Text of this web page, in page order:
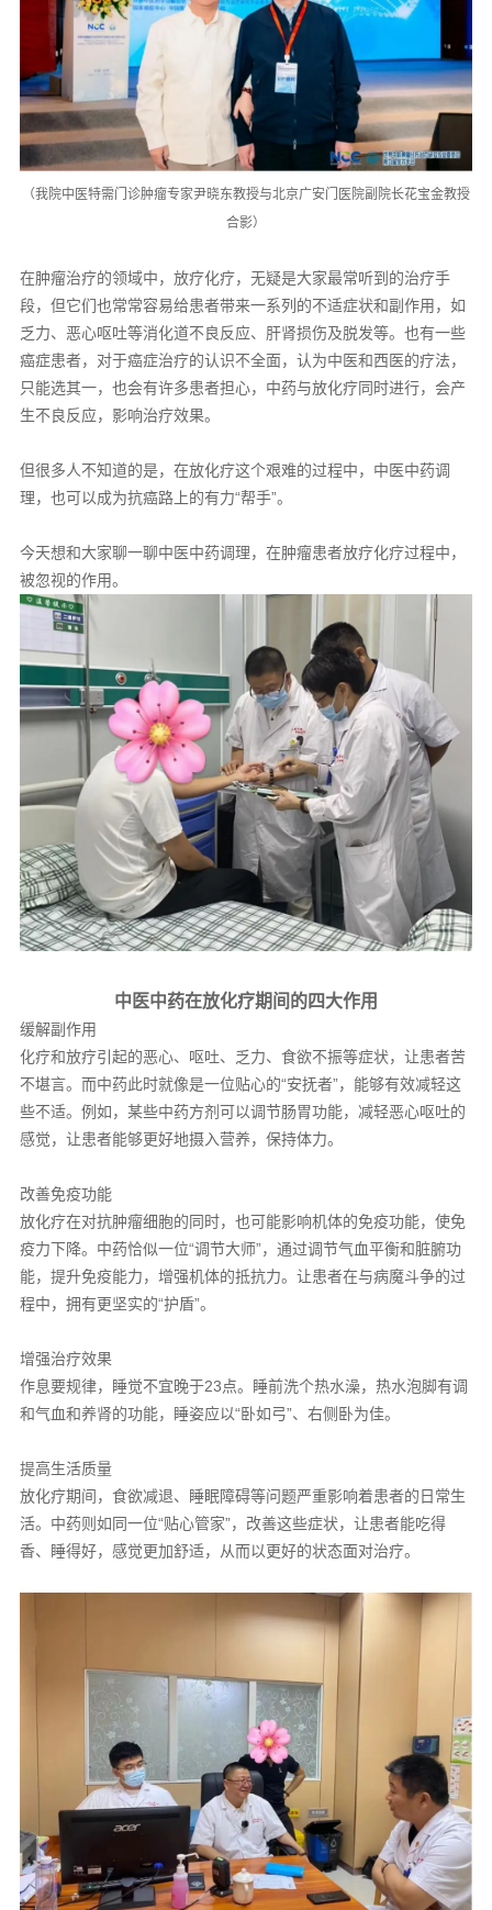
（我院中医特需门诊肿瘤专家尹晓东教授与北京广安门医院副院长花宝金教授
合影）
在肿瘤治疗的领域中，放疗化疗，无疑是大家最常听到的治疗手
段，但它们也常常容易给患者带来一系列的不适症状和副作用，如
乏力、恶心呕吐等消化道不良反应、肝肾损伤及脱发等。也有一些
癌症患者，对于癌症治疗的认识不全面，认为中医和西医的疗法，
只能选其一，也会有许多患者担心，中药与放化疗同时进行，会产
生不良反应，影响治疗效果。
但很多人不知道的是，在放化疗这个艰难的过程中，中医中药调
理，也可以成为抗癌路上的有力“帮手”。
今天想和大家聊一聊中医中药调理，在肿瘤患者放疗化疗过程中，
被忽视的作用。
中医中药在放化疗期间的四大作用
缓解副作用
化疗和放疗引起的恶心、呕吐、乏力、食欲不振等症状，让患者苦
不堪言。而中药此时就像是一位贴心的“安抚者”，能够有效减轻这
些不适。例如，某些中药方剂可以调节肠胃功能，减轻恶心呕吐的
感觉，让患者能够更好地摄入营养，保持体力。
改善免疫功能
放化疗在对抗肿瘤细胞的同时，也可能影响机体的免疫功能，使免
疫力下降。中药恰似一位“调节大师”，通过调节气血平衡和脏腑功
能，提升免疫能力，增强机体的抵抗力。让患者在与病魔斗争的过
程中，拥有更坚实的“护盾”。
增强治疗效果
作息要规律，睡觉不宜晚于23点。睡前洗个热水澡，热水泡脚有调
和气血和养肾的功能，睡姿应以“卧如弓”、右侧卧为佳。
提高生活质量
放化疗期间，食欲减退、睡眠障碍等问题严重影响着患者的日常生
活。中药则如同一位“贴心管家”，改善这些症状，让患者能吃得
香、睡得好，感觉更加舒适，从而以更好的状态面对治疗。